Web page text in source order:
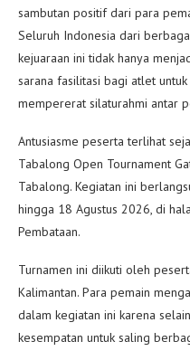
sambutan positif dari para
Seluruh Indonesia dari
kejuaraan ini tidak hanya
sarana fasilitasi bagi atlet
mempererat silaturahmi antar
Antusiasme peserta terlihat
Tabalong Open Tournament
Tabalong. Kegiatan ini
hingga 18 Agustus 2026, di
Pembataan.
Turnamen ini diikuti oleh
Kalimantan. Para pemain
dalam kegiatan ini karena
kesempatan untuk saling